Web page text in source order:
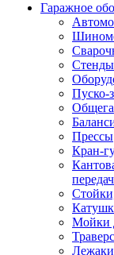
Гаражное
Стенды
Пуско-
Прессы
Кран-
передач
Мойки